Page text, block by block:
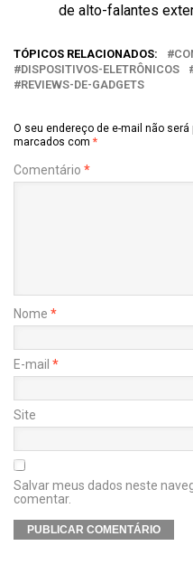
de alto-falantes
TÓPICOS RELACIONADOS:
DISPOSITIVOS-ELETRÔNICOS
REVIEWS-DE-GADGETS
O seu endereço de e-mail não será
marcados com *
Comentário *
Nome *
E-mail *
Site
Salvar meus dados neste
comentar.